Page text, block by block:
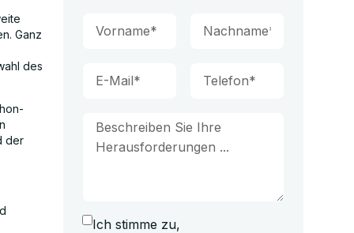
Ganz
des
der
Ich stimme zu,